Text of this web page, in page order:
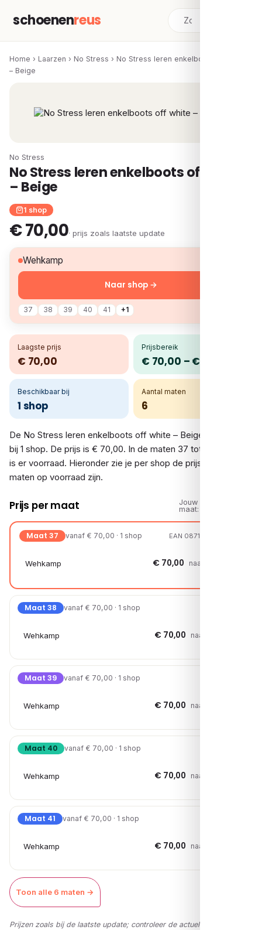
schoenenreus
Home › Laarzen › No Stress › No Stress leren enkelboots off white
– Beige
No Stress
No Stress leren enkelboots off white
– Beige
1 shop
€ 70,00· prijs zoals laatste update
Wehkamp
37 38 39 40 41 +1
Naar shop →
Laagste prijs
€ 70,00
Prijsbereik
€ 70,00 – € 70,00
Beschikbaar bij
1 shop
Aantal maten
6
De No Stress leren enkelboots off white – Beige vergelijk je
bij 1 shop. De prijs is € 70,00. In de maten 37 tot en met 42
is er voorraad. Hieronder zie je per shop de prijs en welke
maten op voorraad zijn.
Prijs per maat
Jouw
maat:
Maat 37 vanaf € 70,00 · 1 shop EAN 08719589578726
Wehkamp € 70,00 naar shop →
Maat 38 vanaf € 70,00 · 1 shop
Wehkamp € 70,00 naar shop →
Maat 39 vanaf € 70,00 · 1 shop
Wehkamp € 70,00 naar shop →
Maat 40 vanaf € 70,00 · 1 shop
Wehkamp € 70,00 naar shop →
Maat 41 vanaf € 70,00 · 1 shop
Wehkamp € 70,00 naar shop →
Toon alle 6 maten →
Prijzen zoals bij de laatste update; controleer de actuele prijs in de